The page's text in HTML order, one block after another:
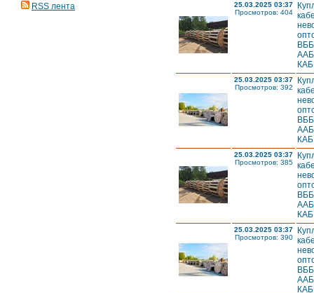
RSS лента
25.03.2025 03:37
Просмотров: 404
25.03.2025 03:37
Просмотров: 392
25.03.2025 03:37
Просмотров: 385
25.03.2025 03:37
Просмотров: 390